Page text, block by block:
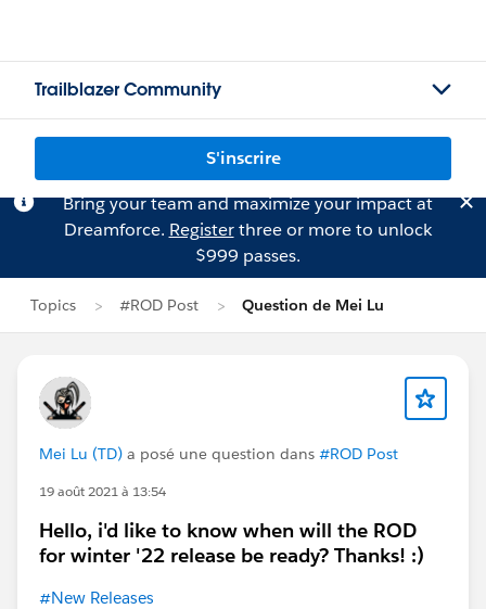
Trailblazer Community
S'inscrire
Bring your team and maximize your impact at
Dreamforce. Registerthree or more to unlock
$999 passes.
Topics #ROD Post Question de Mei Lu
Mei Lu (TD) a posé une question dans #ROD Post
19 août 2021 à 13:54
Hello, i'd like to know when will the ROD
for winter '22 release be ready? Thanks! :)
#New Releases